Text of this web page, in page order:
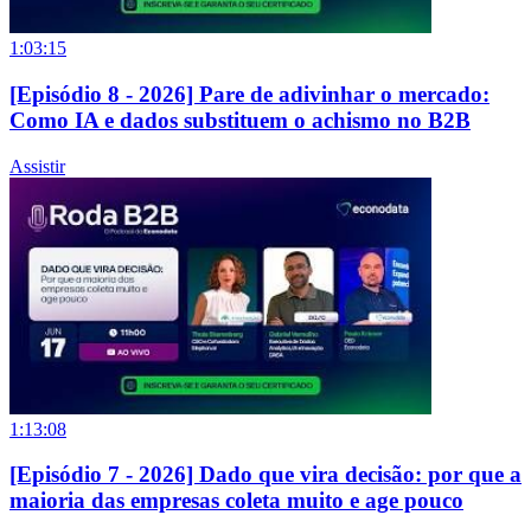
1:03:15
[Episódio 8 - 2026] Pare de adivinhar o mercado:
Como IA e dados substituem o achismo no B2B
Assistir
1:13:08
[Episódio 7 - 2026] Dado que vira decisão: por que a
maioria das empresas coleta muito e age pouco